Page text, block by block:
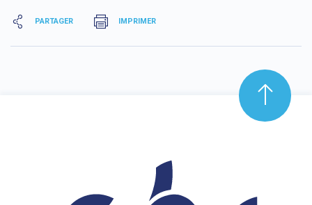
PARTAGER IMPRIMER